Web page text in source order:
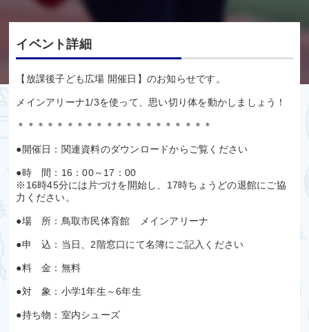
イベント詳細
【放課後子ども広場 開催日】のお知らせです。
メインアリーナ1/3を使って、思い切り体を動かしましょう！
＊＊＊＊＊＊＊＊＊＊＊＊＊＊＊＊＊＊＊＊
●開催日：関連資料のダウンロードからご覧ください
●時 間：16：00～17：00
※16時45分には片づけを開始し、17時ちょうどの退館にご協
力ください。
●場 所：鳥取市民体育館 メインアリーナ
●申 込：当日、2階窓口にて名簿にご記入ください
●料 金：無料
●対 象：小学1年生～6年生
●持ち物：室内シューズ